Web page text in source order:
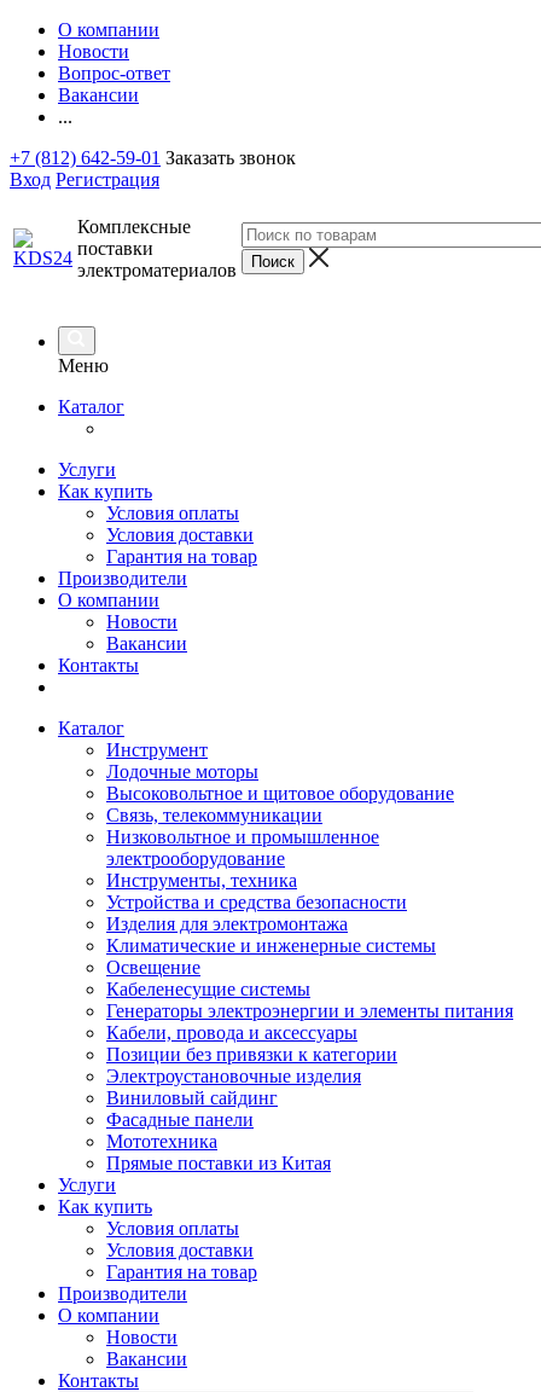
О компании
Новости
Вопрос-ответ
Вакансии
...
+7 (812) 642-59-01 Заказать звонок
Вход Регистрация
Комплексные
поставки
электроматериалов
Меню
Каталог
Услуги
Как купить
Условия оплаты
Условия доставки
Гарантия на товар
Производители
О компании
Новости
Вакансии
Контакты
Каталог
Инструмент
Лодочные моторы
Высоковольтное и щитовое оборудование
Связь, телекоммуникации
Низковольтное и промышленное
электрооборудование
Инструменты, техника
Устройства и средства безопасности
Изделия для электромонтажа
Климатические и инженерные системы
Освещение
Кабеленесущие системы
Генераторы электроэнергии и элементы питания
Кабели, провода и аксессуары
Позиции без привязки к категории
Электроустановочные изделия
Виниловый сайдинг
Фасадные панели
Мототехника
Прямые поставки из Китая
Услуги
Как купить
Условия оплаты
Условия доставки
Гарантия на товар
Производители
О компании
Новости
Вакансии
Контакты